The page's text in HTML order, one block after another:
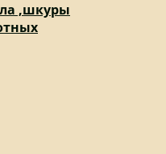
,шкуры